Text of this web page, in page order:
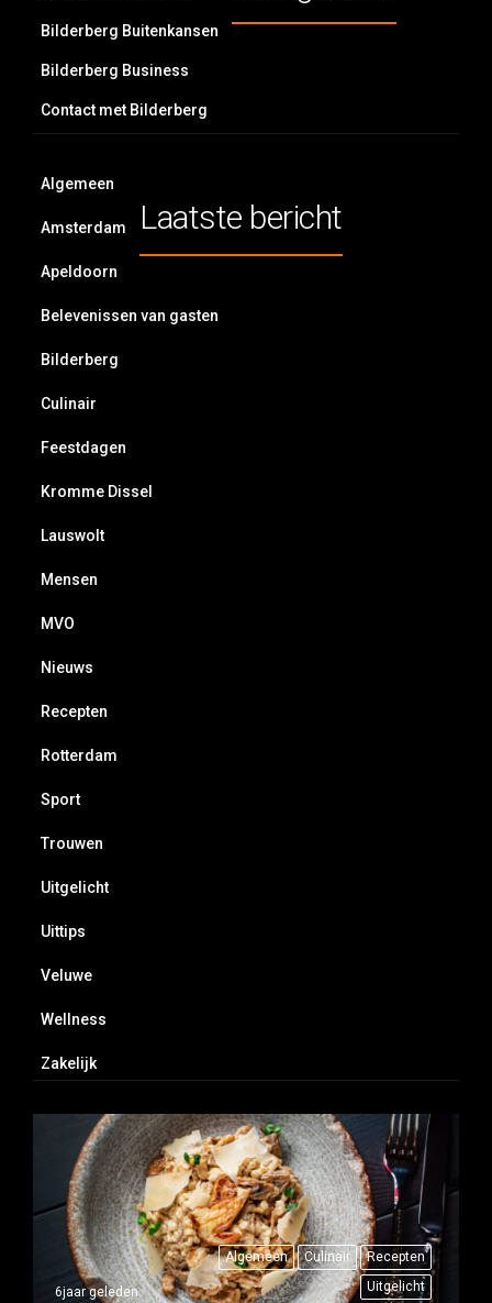
Bilderberg Buitenkansen
Bilderberg Business
Contact met Bilderberg
Algemeen
Amsterdam
Apeldoorn
Belevenissen van gasten
Bilderberg
Culinair
Feestdagen
Kromme Dissel
Lauswolt
Mensen
MVO
Nieuws
Recepten
Rotterdam
Sport
Trouwen
Uitgelicht
Uittips
Veluwe
Wellness
Zakelijk
Laatste bericht
Algemeen Culinair
Recepten
Uitgelicht
6jaar geleden